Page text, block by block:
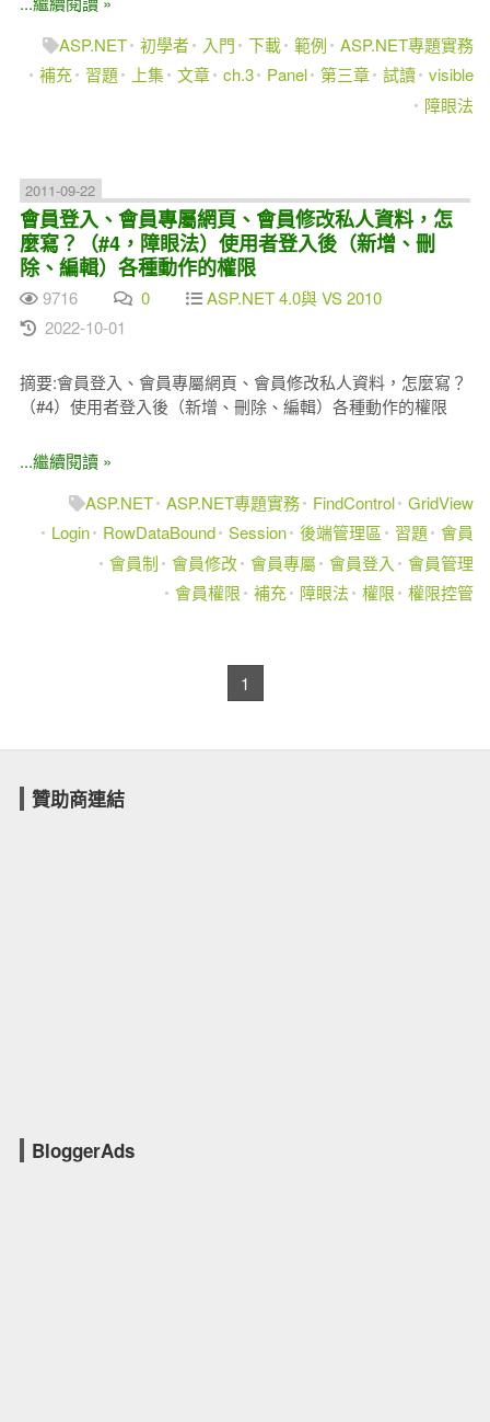
ASP.NET 初學者 入門 下載 範例
ASP.NET專題實務
補充
習題 上集 文章 ch.3 Panel 第三章 試讀 visible
障眼法
2011-09-22
會員登入、會員專屬網頁、會員修改私人資料，怎
麼寫？（#4，障眼法）使用者登入後（新增、刪
除、編輯）各種動作的權限
9716 0
ASP.NET 4.0與 VS 2010
2022-10-01
摘要:會員登入、會員專屬網頁、會員修改私人資料，怎麼寫？
（#4）使用者登入後（新增、刪除、編輯）各種動作的權限
...繼續閱讀 »
ASP.NET ASP.NET專題實務 FindControl GridView
Login
RowDataBound Session 後端管理區 習題 會員
會員制
會員修改 會員專屬 會員登入
會員管理
會員權限
補充 障眼法 權限 權限控管
1
贊助商連結
BloggerAds